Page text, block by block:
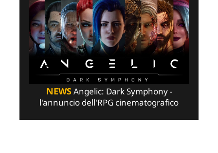
NEWSAngelic: Dark Symphony -
l'annuncio dell'RPG cinematografico